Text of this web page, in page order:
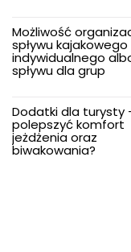
Możliwość
spływu kajakowego
indywidualnego
spływu dla grup
Dodatki dla turysty
polepszyć komfort
jeżdżenia oraz
biwakowania?